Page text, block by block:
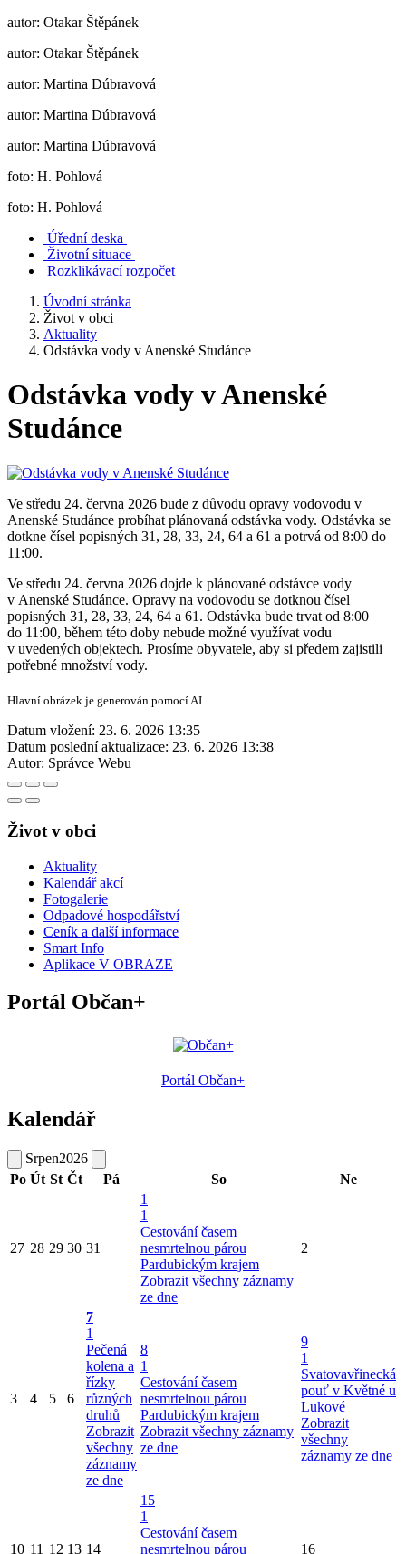
autor: Otakar Štěpánek
autor: Otakar Štěpánek
autor: Martina Dúbravová
autor: Martina Dúbravová
autor: Martina Dúbravová
foto: H. Pohlová
foto: H. Pohlová
Úřední deska
Životní situace
Rozklikávací rozpočet
Úvodní stránka
Život v obci
Aktuality
Odstávka vody v Anenské Studánce
Odstávka vody v Anenské
Studánce
Ve středu 24. června 2026 bude z důvodu opravy vodovodu v
Anenské Studánce probíhat plánovaná odstávka vody. Odstávka se
dotkne čísel popisných 31, 28, 33, 24, 64 a 61 a potrvá od 8:00 do
11:00.
Ve středu 24. června 2026 dojde k plánované odstávce vody
v Anenské Studánce. Opravy na vodovodu se dotknou čísel
popisných 31, 28, 33, 24, 64 a 61. Odstávka bude trvat od 8:00
do 11:00, během této doby nebude možné využívat vodu
v uvedených objektech. Prosíme obyvatele, aby si předem zajistili
potřebné množství vody.
Hlavní obrázek je generován pomocí AI.
Datum vložení: 23. 6. 2026 13:35
Datum poslední aktualizace: 23. 6. 2026 13:38
Autor: Správce Webu
Život v obci
Aktuality
Kalendář akcí
Fotogalerie
Odpadové hospodářství
Ceník a další informace
Smart Info
Aplikace V OBRAZE
Portál Občan+
Portál Občan+
Kalendář
Srpen2026
Po Út St Čt Pá So Ne
27 28 29 30 31
1
1
Cestování časem
nesmrtelnou párou
Pardubickým krajem
Zobrazit všechny záznamy
ze dne
2
3 4 5 6
7
1
Pečená
kolena a
řízky
různých
druhů
Zobrazit
všechny
záznamy
ze dne
8
1
Cestování časem
nesmrtelnou párou
Pardubickým krajem
Zobrazit všechny záznamy
ze dne
9
1
Svatovavřinecká
pouť v Květné u
Lukové
Zobrazit
všechny
záznamy ze dne
10 11 12 13 14
15
1
Cestování časem
nesmrtelnou párou
16